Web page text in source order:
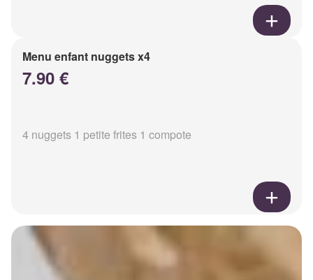
Menu enfant nuggets x4
7.90 €
4 nuggets 1 petite frites 1 compote